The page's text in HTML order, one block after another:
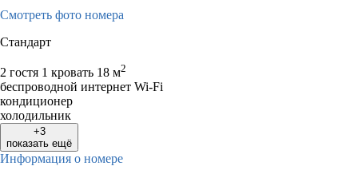
Смотреть фото номера
Стандарт
2 гостя 1 кровать 18 м2
беспроводной интернет Wi-Fi
кондиционер
холодильник
+3
показать ещё
Информация о номере